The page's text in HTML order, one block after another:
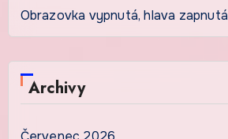
Obrazovka vypnutá, hlava zapnutá
Archivy